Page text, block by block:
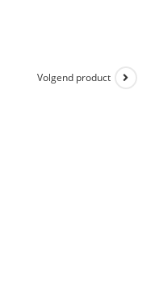
Volgend product